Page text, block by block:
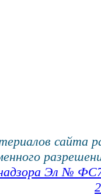
сайта
Эл №